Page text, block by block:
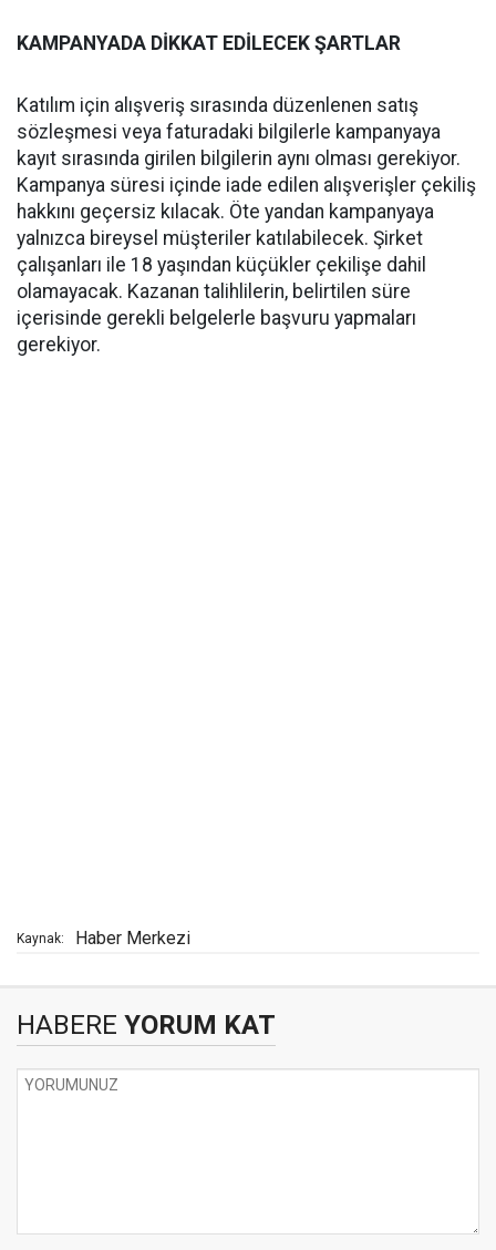
KAMPANYADA DİKKAT EDİLECEK ŞARTLAR
Katılım için alışveriş sırasında düzenlenen satış
sözleşmesi veya faturadaki bilgilerle kampanyaya
kayıt sırasında girilen bilgilerin aynı olması gerekiyor.
Kampanya süresi içinde iade edilen alışverişler çekiliş
hakkını geçersiz kılacak. Öte yandan kampanyaya
yalnızca bireysel müşteriler katılabilecek. Şirket
çalışanları ile 18 yaşından küçükler çekilişe dahil
olamayacak. Kazanan talihlilerin, belirtilen süre
içerisinde gerekli belgelerle başvuru yapmaları
gerekiyor.
Kaynak: Haber Merkezi
HABERE YORUM KAT